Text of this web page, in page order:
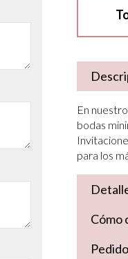
En
bodas
para los
Cómo